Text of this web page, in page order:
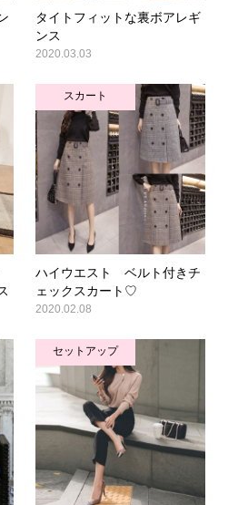
タイトフィットな裏ボアレギ
ンス
2020.03.03
スカート
ハイウエスト ベルト付きチ
ェックスカート♡
2020.02.08
セットアップ